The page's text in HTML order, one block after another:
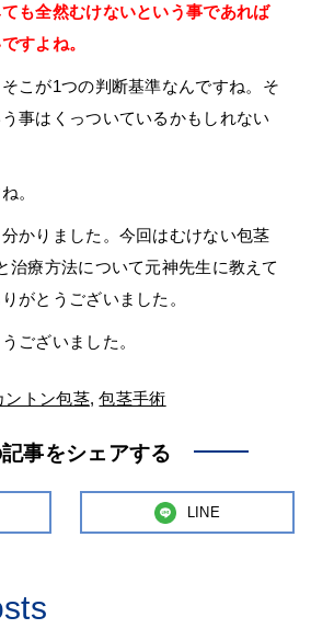
も全然むけないという事であれば
すよね。
そこが1つの判断基準なんですね。そ
事はくっついているかもしれない
。
分かりました。今回はむけない包茎
治療方法について元神先生に教えて
がとうございました。
ございました。
ントン包茎,包茎手術
事をシェアする
LINE